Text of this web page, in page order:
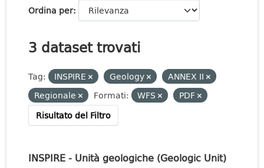
Ordina per
3 dataset trovati
Tag: INSPIRE Geology
ANNEX II
Regionale
Formati: WFS
PDF
Risultato del Filtro
INSPIRE - Unità geologiche (Geologic Unit)